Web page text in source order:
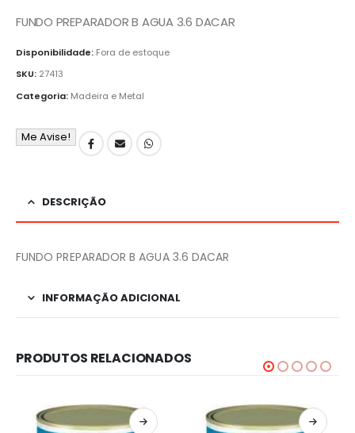
FUNDO PREPARADOR B AGUA 3.6 DACAR
Disponibilidade: Fora de estoque
SKU: 27413
Categoria: Madeira e Metal
Me Avise!
DESCRIÇÃO
FUNDO PREPARADOR B AGUA 3.6 DACAR
INFORMAÇÃO ADICIONAL
PRODUTOS RELACIONADOS